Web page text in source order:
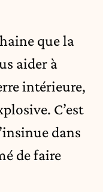
que la
aider à
intérieure,
C’est
dans
de faire